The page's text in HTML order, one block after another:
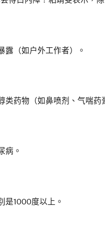
露（如户外工作者）。
类药物（如鼻喷剂、气喘药
病。
是1000度以上。